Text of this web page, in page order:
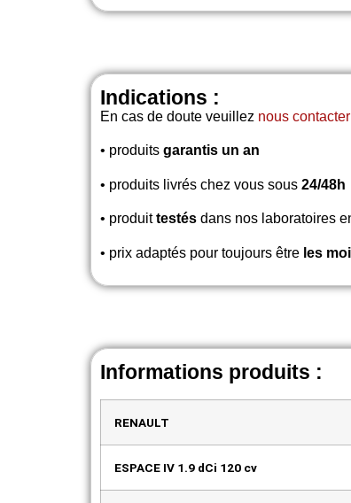
Indications :
En cas de doute veuillez nous contacter
• produits garantis un an
• produits livrés chez vous sous 24/48h
• produittestés dans nos laboratoires
• prix adaptés pour toujours être les
Informations produits :
RENAULT
ESPACE IV 1.9 dCi 120 cv